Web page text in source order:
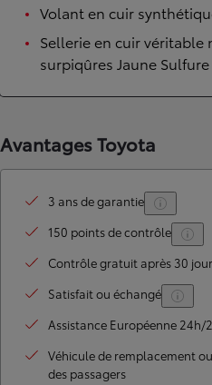
Volant en cuir
Sellerie en cuir véritable
surpiqûres Jaune Sulfure
Avantages Toyota
3 ans de garantie
150 points de contrôle
Contrôle gratuit après 30
Satisfait ou échangé
Assistance Européenne 24h/
Véhicule de remplacement
des passagers